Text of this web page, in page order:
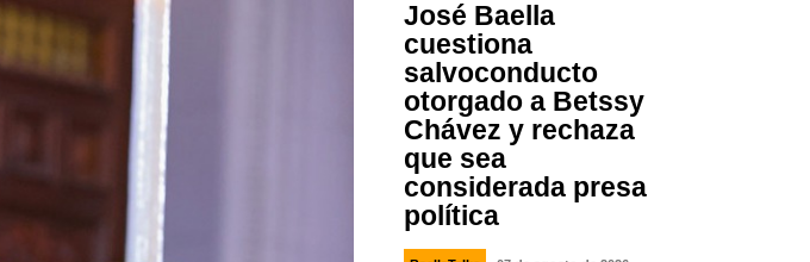
José Baella
cuestiona
salvoconducto
otorgado a Betssy
Chávez y rechaza
que sea
considerada presa
política